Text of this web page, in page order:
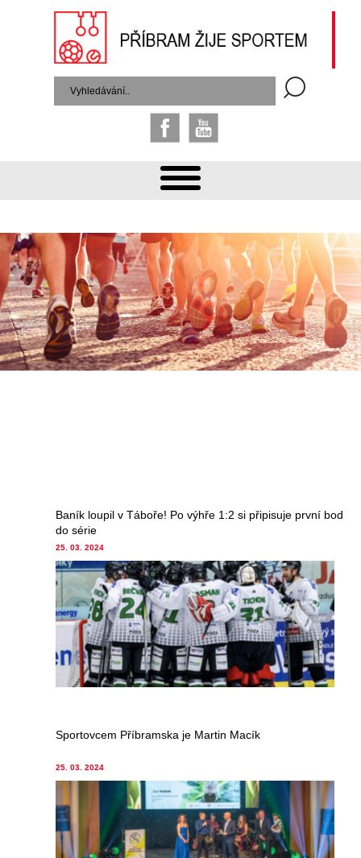
Baník loupil v Táboře! Po výhře 1:2 si připisuje první bod
do série
25. 03. 2024
Sportovcem Příbramska je Martin Macík
25. 03. 2024